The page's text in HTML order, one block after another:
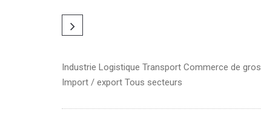
Industrie Logistique Transport Commerce de gros
Import / export Tous secteurs